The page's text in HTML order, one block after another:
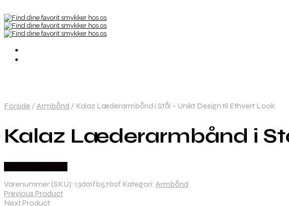
Forside / Armbånd / Kalaz Læderarmbånd i Stål – Unikt Design til Ethvert Look
Kalaz Læderarmbånd i
Varenummer (SKU): 13da1fb57b2f Kategori: Armbånd
Previous Product
Next Product